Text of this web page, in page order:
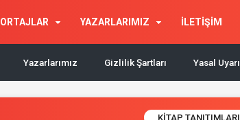
YAZARLARIMIZ İLETİŞİM
Yazarlarımız Gizlilik Şartları Yasal Uyarı
KITAP TANITIMLARI